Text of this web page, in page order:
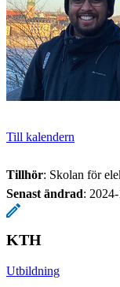
Till kalendern
Tillhör: Skolan för
Senast ändrad:
KTH
Utbildning